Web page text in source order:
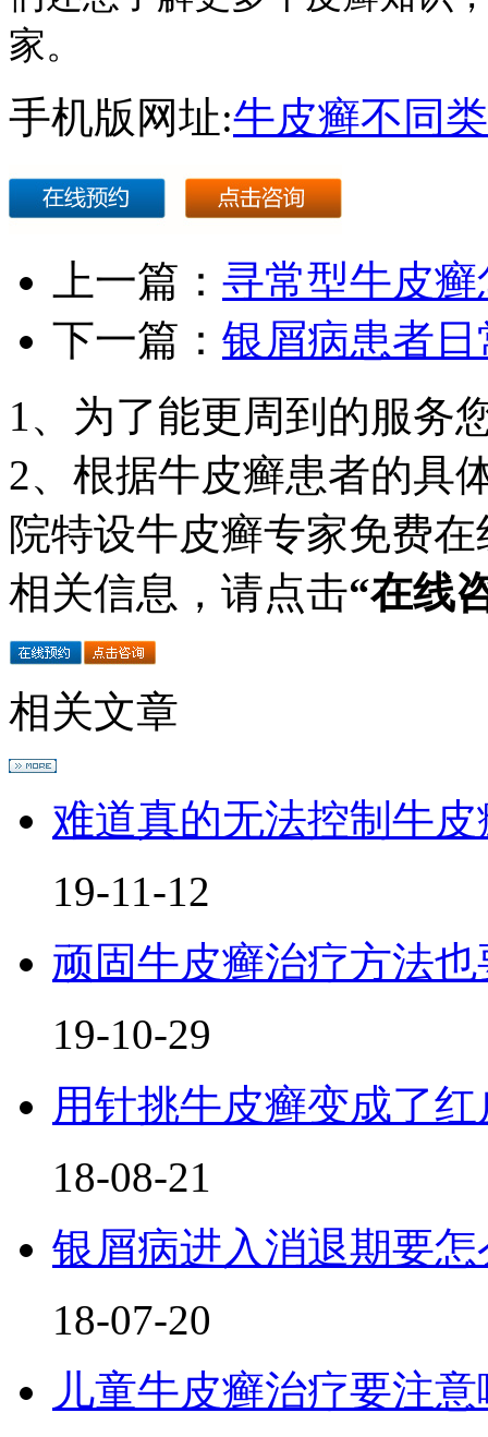
家。
手机版网址:牛皮癣不同
上一篇： 寻常型牛皮
下一篇： 银屑病患者
1、为了能更周到的服务
2、根据牛皮癣患者的具
院特设牛皮癣专家免费
相关信息，请点击“在线
相关文章
难道真的无法控制牛
19-11-12
顽固牛皮癣治疗方法也
19-10-29
用针挑牛皮癣变成了
18-08-21
银屑病进入消退期要怎
18-07-20
儿童牛皮癣治疗要注